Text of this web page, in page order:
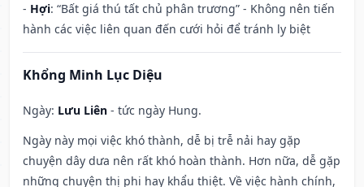
- Hợi: “Bất giá thú tất chủ phân trương” - Không nên tiến
hành các việc liên quan đến cưới hỏi để tránh ly biệt
Khổng Minh Lục Diệu
Ngày: Lưu Liên - tức ngày Hung.
Ngày này mọi việc khó thành, dễ bị trễ nải hay gặp
chuyện dây dưa nên rất khó hoàn thành. Hơn nữa, dễ gặp
những chuyện thị phi hay khẩu thiệt. Về việc hành chính,